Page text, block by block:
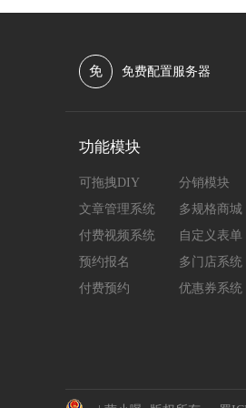
免 免费配置服务器
功能模块
可拖拽DIY
分销模块
文章管理系统
多规格商城
付费视频系统
自定义表单
预约报名
多门店系统
付费预约
优惠券系统